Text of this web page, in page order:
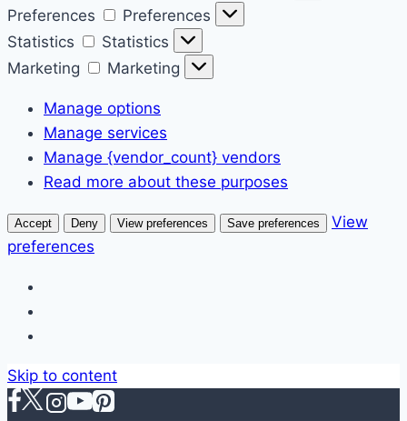
Preferences
Preferences
Statistics
Statistics
Marketing
Marketing
Manage options
Manage services
Manage {vendor_count} vendors
Read more about these purposes
Accept Deny View preferences Save preferences
View
preferences
Skip to content